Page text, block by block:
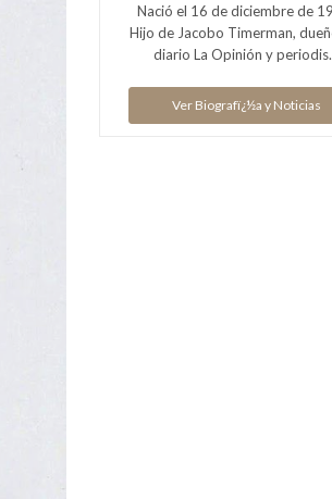
Nació el 16 de diciembre de
Hijo de Jacobo Timerman,
diario La Opinión y
Ver Biografï¿½a y Noticias